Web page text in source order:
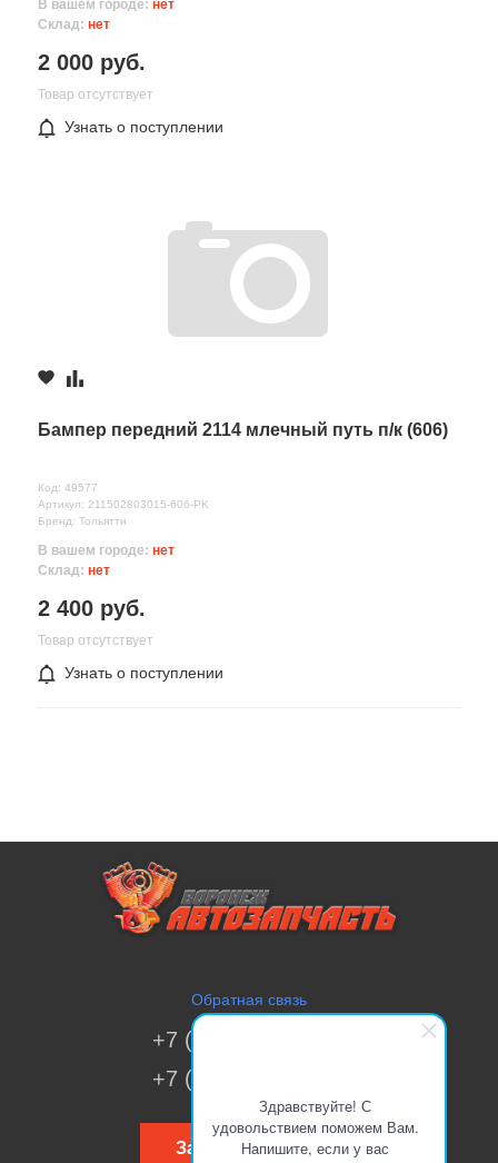
Здравствуйте! С
удовольствием поможем Вам.
Напишите, если у вас
В вашем городе: нет
Склад: нет
2 000 руб.
Товар отсутствует
Узнать о поступлении
Бампер передний 2114 млечный путь п/к (606)
Код: 49577
Артикул: 211502803015-606-PK
Бренд: Тольятти
В вашем городе: нет
Склад: нет
2 400 руб.
Товар отсутствует
Узнать о поступлении
Обратная связь
+7 (473) 269-41-51
+7 (473) 200-70-00
Заказать звонок